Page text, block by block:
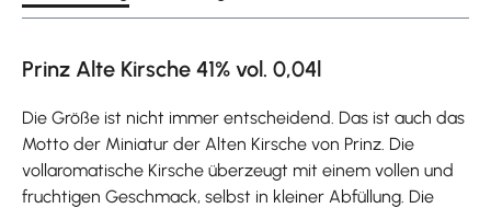
Prinz Alte Kirsche 41% vol. 0,04l
Die Größe ist nicht immer entscheidend. Das ist auch das
Motto der Miniatur der Alten Kirsche von Prinz. Die
vollaromatische Kirsche überzeugt mit einem vollen und
fruchtigen Geschmack, selbst in kleiner Abfüllung. Die